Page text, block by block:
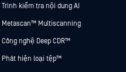
Trình kiểm tra nội dung AI
Metascan™ Multiscanning
Công nghệ Deep CDR™
Phát hiện loại tệp™